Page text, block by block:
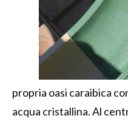
propria oasi caraibica
acqua cristallina. Al